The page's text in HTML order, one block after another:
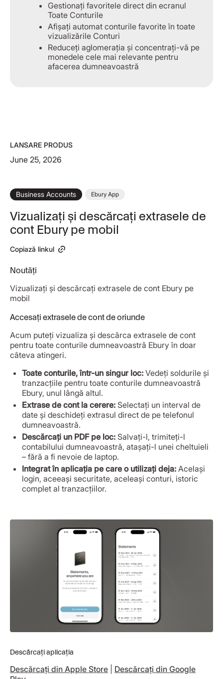
Gestionați favoritele direct din ecranul
Toate Conturile
Afișați automat conturile favorite în toate
vizualizările Conturi
Reduceți aglomerația și concentrați-vă pe
monedele cele mai relevante pentru
afacerea dumneavoastră
LANSARE PRODUS
June 25, 2026
Business Accounts Ebury App
Vizualizați și descărcați extrasele de
cont Ebury pe mobil
Copiază linkul
Noutăți
Vizualizați și descărcați extrasele de cont Ebury pe
mobil
Accesați extrasele de cont de oriunde
Acum puteți vizualiza și descărca extrasele de cont
pentru toate conturile dumneavoastră Ebury în doar
câteva atingeri.
Toate conturile, într-un singur loc: Vedeți soldurile și
tranzacțiile pentru toate conturile dumneavoastră
Ebury, unul lângă altul.
Extrase de cont la cerere: Selectați un interval de
date și deschideți extrasul direct de pe telefonul
dumneavoastră.
Descărcați un PDF pe loc: Salvați-l, trimiteți-l
contabilului dumneavoastră, atașați-l unei cheltuieli
– fără a fi nevoie de laptop.
Integrat în aplicația pe care o utilizați deja: Același
login, aceeași securitate, aceleași conturi, istoric
complet al tranzacțiilor.
Descărcați aplicația
Descărcați din Apple Store
Descărcați din Google